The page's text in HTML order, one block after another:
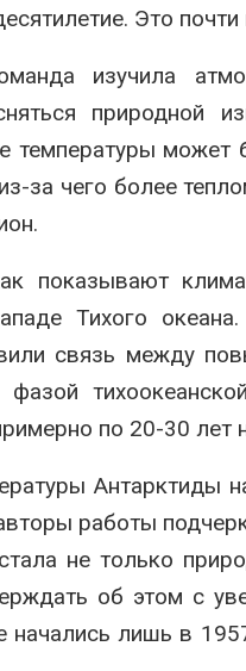
Это
изучила
природной
температуры
за чего более
показывают
Тихого
связь между
по 20-30 лет
Антарктиды
работы
не только
об этом с
начались лишь в